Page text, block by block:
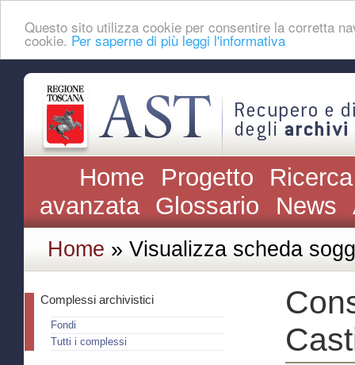
Questo sito utilizza cookie per consentire la corretta
cookie. Per saperne di più leggi l'informativa
Home Progetto
avanzata Glossario News
Home » Visualizza scheda
Complessi archivistici
Fondi
Tutti i complessi